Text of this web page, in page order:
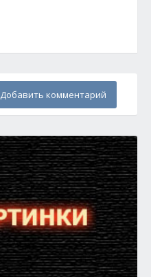
Добавить комментарий